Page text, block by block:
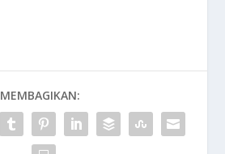
MEMBAGIKAN: